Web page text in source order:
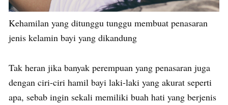
Kehamilan yang ditunggu tunggu membuat penasaran
jenis kelamin bayi yang dikandung
Tak heran jika banyak perempuan yang penasaran juga
dengan ciri-ciri hamil bayi laki-laki yang akurat seperti
apa, sebab ingin sekali memiliki buah hati yang berjenis